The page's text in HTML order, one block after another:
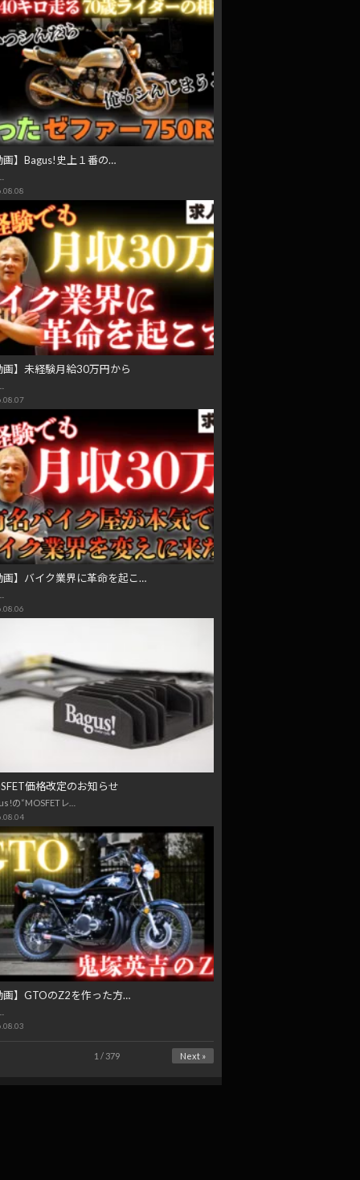
画】Bagus!史上１番の…
画】未経験月給30万円から
画】バイク業界に革命を起こ…
価格改定のお知らせ
の“MOSFETレ…
画】GTOのZ2を作った方…
1 / 379 Next »